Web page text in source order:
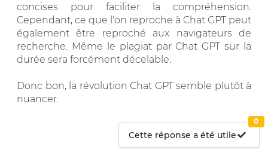
concises pour faciliter la compréhension.
Cependant, ce que l'on reproche à Chat GPT peut
également être reproché aux navigateurs de
recherche. Même le plagiat par Chat GPT sur la
durée sera forcément décelable.
Donc bon, la révolution Chat GPT semble plutôt à
nuancer.
Cette réponse a été utile
0